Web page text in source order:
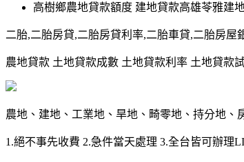
高樹鄉農地貸款額度 建地貸款高雄苓雅建
二胎,二胎房貸,二胎房貸利率,二胎車貸,二胎房屋
農地貸款 土地貸款成數 土地貸款利率 土地貸款
農地、建地、工業地、旱地、畸零地、持分地
1.絕不事先收費 2.急件當天處理 3.全台皆可辦理